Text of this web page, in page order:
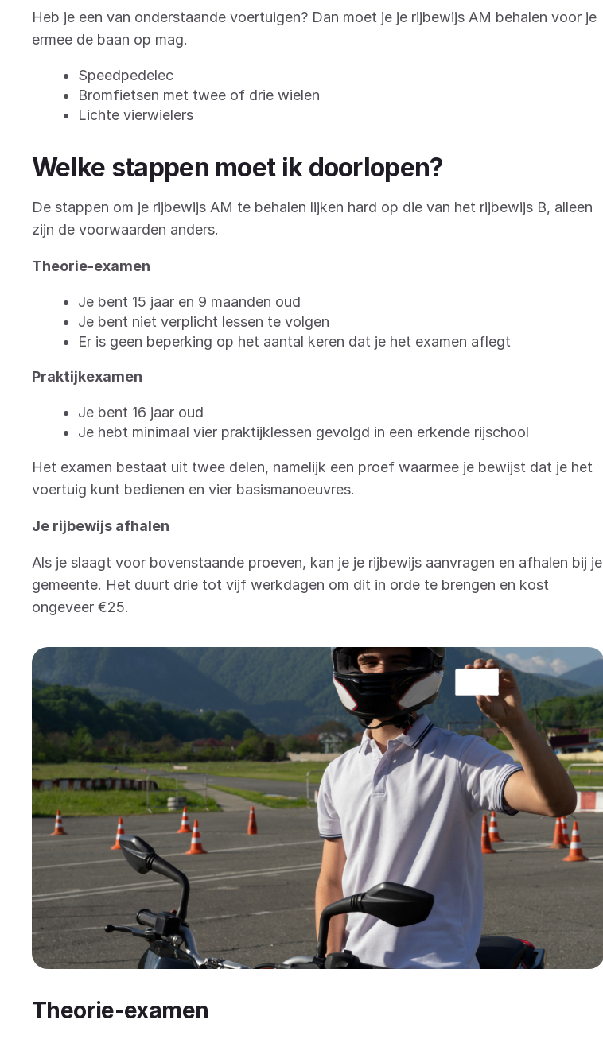
Heb je een van onderstaande voertuigen? Dan moet je je rijbewijs AM behalen voor je
ermee de baan op mag.
Speedpedelec
Bromfietsen met twee of drie wielen
Lichte vierwielers
Welke stappen moet ik doorlopen?
De stappen om je rijbewijs AM te behalen lijken hard op die van het rijbewijs B, alleen
zijn de voorwaarden anders.
Theorie-examen
Je bent 15 jaar en 9 maanden oud
Je bent niet verplicht lessen te volgen
Er is geen beperking op het aantal keren dat je het examen aflegt
Praktijkexamen
Je bent 16 jaar oud
Je hebt minimaal vier praktijklessen gevolgd in een erkende rijschool
Het examen bestaat uit twee delen, namelijk een proef waarmee je bewijst dat je het
voertuig kunt bedienen en vier basismanoeuvres.
Je rijbewijs afhalen
Als je slaagt voor bovenstaande proeven, kan je je rijbewijs aanvragen en afhalen bij je
gemeente. Het duurt drie tot vijf werkdagen om dit in orde te brengen en kost
ongeveer €25.
Theorie-examen